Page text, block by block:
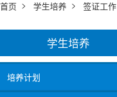
首页 > 学生培养 > 签证工作
学生培养
培养计划